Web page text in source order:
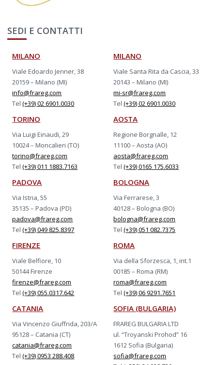
SEDI E CONTATTI
MILANO
Viale Edoardo Jenner, 38
20159 – Milano (MI)
info@frareg.com
Tel(+39) 02 6901.0030
MILANO
Viale Santa Rita da Cascia, 33
20143 – Milano (MI)
mi-sr@frareg.com
Tel(+39) 02 6901.0030
TORINO
Via Luigi Einaudi, 29
10024 – Moncalieri (TO)
torino@frareg.com
Tel(+39) 011 1883.7163
AOSTA
Regione Borgnalle, 12
11100 – Aosta (AO)
aosta@frareg.com
Tel(+39) 0165 175.6033
PADOVA
Via Istria, 55
35135 – Padova (PD)
padova@frareg.com
Tel(+39) 049 825.8397
BOLOGNA
Via Ferrarese, 3
40128 – Bologna (BO)
bologna@frareg.com
Tel(+39) 051 082.7375
FIRENZE
Viale Belfiore, 10
50144 Firenze
firenze@frareg.com
Tel(+39) 055.0317.642
ROMA
Via della Sforzesca, 1, int.1
00185 – Roma (RM)
roma@frareg.com
Tel(+39) 06 9291.7651
CATANIA
Via Vincenzo Giuffrida, 203/A
95128 – Catania (CT)
catania@frareg.com
Tel(+39) 0953 288.408
SOFIA (BULGARIA)
FRAREG BULGARIA LTD
ul. “Troyanski Prohod” 16
1612 Sofia (Bulgaria)
sofia@frareg.com